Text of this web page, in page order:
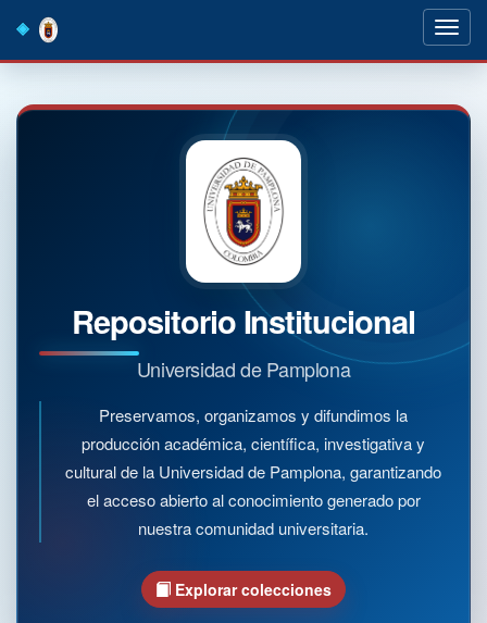
navigation
Repositorio Institucional
Universidad de Pamplona
Preservamos, organizamos y difundimos la
producción académica, científica, investigativa y
cultural de la Universidad de Pamplona, garantizando
el acceso abierto al conocimiento generado por
nuestra comunidad universitaria.
Explorar colecciones